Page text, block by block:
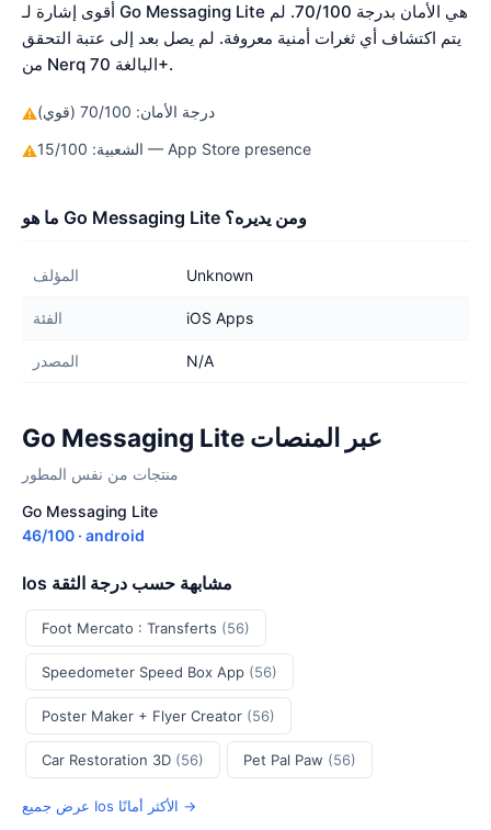
أقوى إشارة لـ Go Messaging Lite هي الأمان بدرجة 70/100. لم
يتم اكتشاف أي ثغرات أمنية معروفة. لم يصل بعد إلى عتبة التحقق
من Nerq البالغة 70+.
⚠ درجة الأمان: 70/100 (قوي)
⚠ الشعبية: 15/100 — App Store presence
ما هو Go Messaging Lite ومن يديره؟
المؤلف Unknown
الفئة iOS Apps
المصدر N/A
Go Messaging Lite عبر المنصات
منتجات من نفس المطور
Go Messaging Lite
46/100 · android
Ios مشابهة حسب درجة الثقة
Foot Mercato : Transferts (56)
Speedometer Speed Box App (56)
Poster Maker + Flyer Creator (56)
Car Restoration 3D (56) Pet Pal Paw (56)
عرض جميع Ios الأكثر أمانًا →